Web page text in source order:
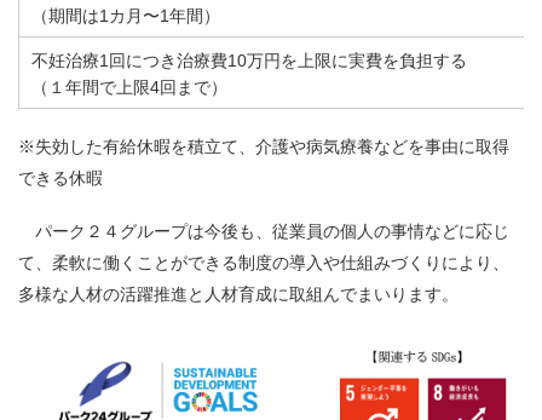
（期間は1カ月〜1年間）
不妊治療1回につき治療費10万円を上限に実費を負担する
（１年間で上限4回まで）
※失効した有給休暇を積立て、介護や病気療養などを事由に取得
できる休暇
パーク２４グループは今後も、従業員の個人の事情などに応じ
て、柔軟に働くことができる制度の導入や仕組みづくりにより、
多様な人材の活躍推進と人材育成に取組んでまいります。